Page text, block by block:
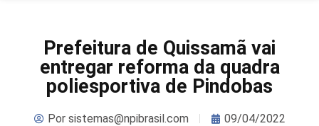
Prefeitura de Quissamã vai
entregar reforma da quadra
poliesportiva de Pindobas
Porsistemas@npibrasil.com 09/04/2022